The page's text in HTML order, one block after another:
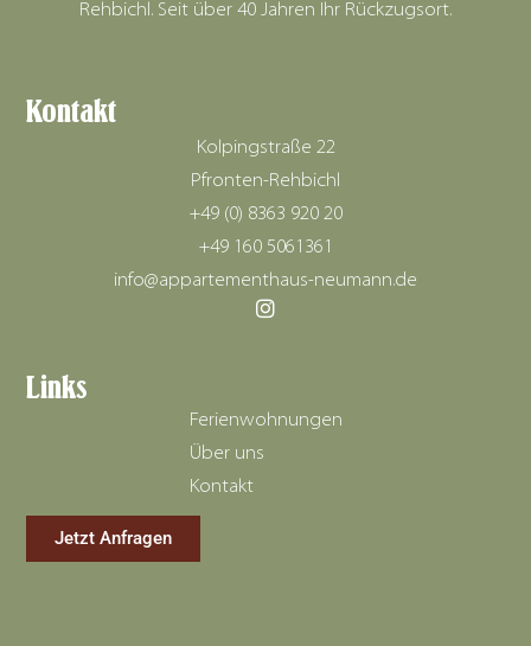
Rehbichl. Seit über 40 Jahren Ihr Rückzugsort.
Kontakt
Kolpingstraße 22
Pfronten-Rehbichl
+49 (0) 8363 920 20
+49 160 5061361
info@appartementhaus-neumann.de
Links
Ferienwohnungen
Über uns
Kontakt
Jetzt Anfragen